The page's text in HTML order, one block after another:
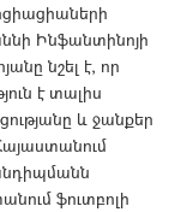
Ինֆանտինոյի
նշել է, որ
է տալիս
և ջանքեր
ֆուտբոլի